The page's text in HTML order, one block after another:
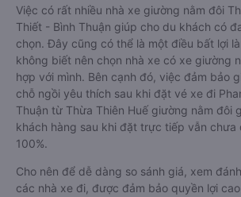
Việc có rất nhiều nhà xe giường nằm đôi
Thiết - Bình Thuận giúp cho du khách có
chọn. Đây cũng có thể là một điều bất lợi
không biết nên chọn nhà xe có xe giường
hợp với mình. Bên cạnh đó, việc đảm bảo
chỗ ngồi yêu thích sau khi đặt vé xe đi
Thuận từ Thừa Thiên Huế giường nằm đôi
khách hàng sau khi đặt trực tiếp vẫn chưa
100%.
Cho nên để dễ dàng so sánh giá, xem
các nhà xe đi, được đảm bảo quyền lợi